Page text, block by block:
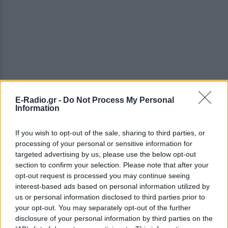
E-Radio.gr - Do Not Process My Personal
Information
If you wish to opt-out of the sale, sharing to third parties, or
processing of your personal or sensitive information for
targeted advertising by us, please use the below opt-out
section to confirm your selection. Please note that after your
opt-out request is processed you may continue seeing
interest-based ads based on personal information utilized by
us or personal information disclosed to third parties prior to
your opt-out. You may separately opt-out of the further
disclosure of your personal information by third parties on the
Ξαπλωμένη στην αιώρα, η Ιταλίδα ηθοποιός
επέλεξε τη συγκεκριμένη φωτογραφία για να
ευχηθεί για τα 30 χρόνια του ιταλικού Elle και
προκάλεσε πανικό στους πάνω από 1 εκατομμύριο
fans της στο Instagram.
Η Μόνικα που αγαπά να επικοινωνεί με τους
διαδικτυακούς της φίλους φαίνεται πως έκανε για